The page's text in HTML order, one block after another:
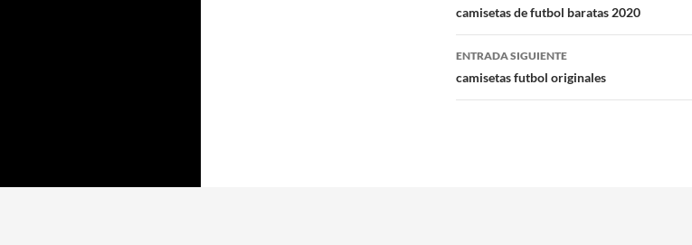
de
entradas
camisetas de futbol baratas 2020
ENTRADA SIGUIENTE
camisetas futbol originales